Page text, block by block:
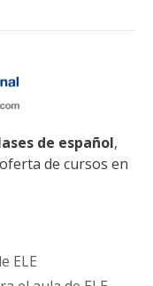
de español,
de cursos en
ELE